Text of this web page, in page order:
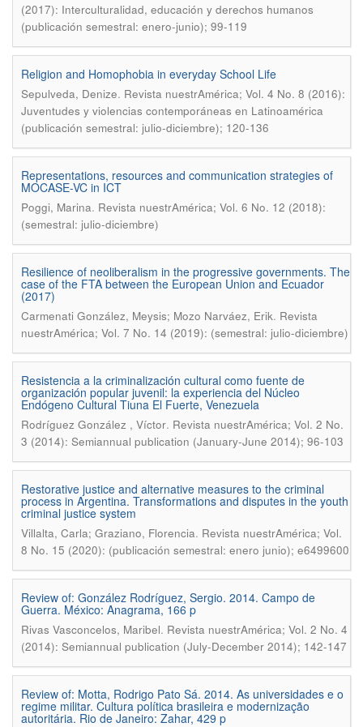
(2017): Interculturalidad, educación y derechos humanos
(publicación semestral: enero-junio); 99-119
Religion and Homophobia in everyday School Life
Sepulveda, Denize. Revista nuestrAmérica; Vol. 4 No. 8 (2016):
Juventudes y violencias contemporáneas en Latinoamérica
(publicación semestral: julio-diciembre); 120-136
Representations, resources and communication strategies of
MOCASE-VC in ICT
Poggi, Marina. Revista nuestrAmérica; Vol. 6 No. 12 (2018):
(semestral: julio-diciembre)
Resilience of neoliberalism in the progressive governments. The
case of the FTA between the European Union and Ecuador
(2017)
Carmenati González, Meysis; Mozo Narváez, Erik. Revista
nuestrAmérica; Vol. 7 No. 14 (2019): (semestral: julio-diciembre)
Resistencia a la criminalización cultural como fuente de
organización popular juvenil: la experiencia del Núcleo
Endógeno Cultural Tiuna El Fuerte, Venezuela
Rodríguez González , Víctor. Revista nuestrAmérica; Vol. 2 No.
3 (2014): Semiannual publication (January-June 2014); 96-103
Restorative justice and alternative measures to the criminal
process in Argentina. Transformations and disputes in the youth
criminal justice system
Villalta, Carla; Graziano, Florencia. Revista nuestrAmérica; Vol.
8 No. 15 (2020): (publicación semestral: enero junio); e6499600
Review of: González Rodríguez, Sergio. 2014. Campo de
Guerra. México: Anagrama, 166 p
Rivas Vasconcelos, Maribel. Revista nuestrAmérica; Vol. 2 No. 4
(2014): Semiannual publication (July-December 2014); 142-147
Review of: Motta, Rodrigo Pato Sá. 2014. As universidades e o
regime militar. Cultura política brasileira e modernização
autoritária. Rio de Janeiro: Zahar, 429 p